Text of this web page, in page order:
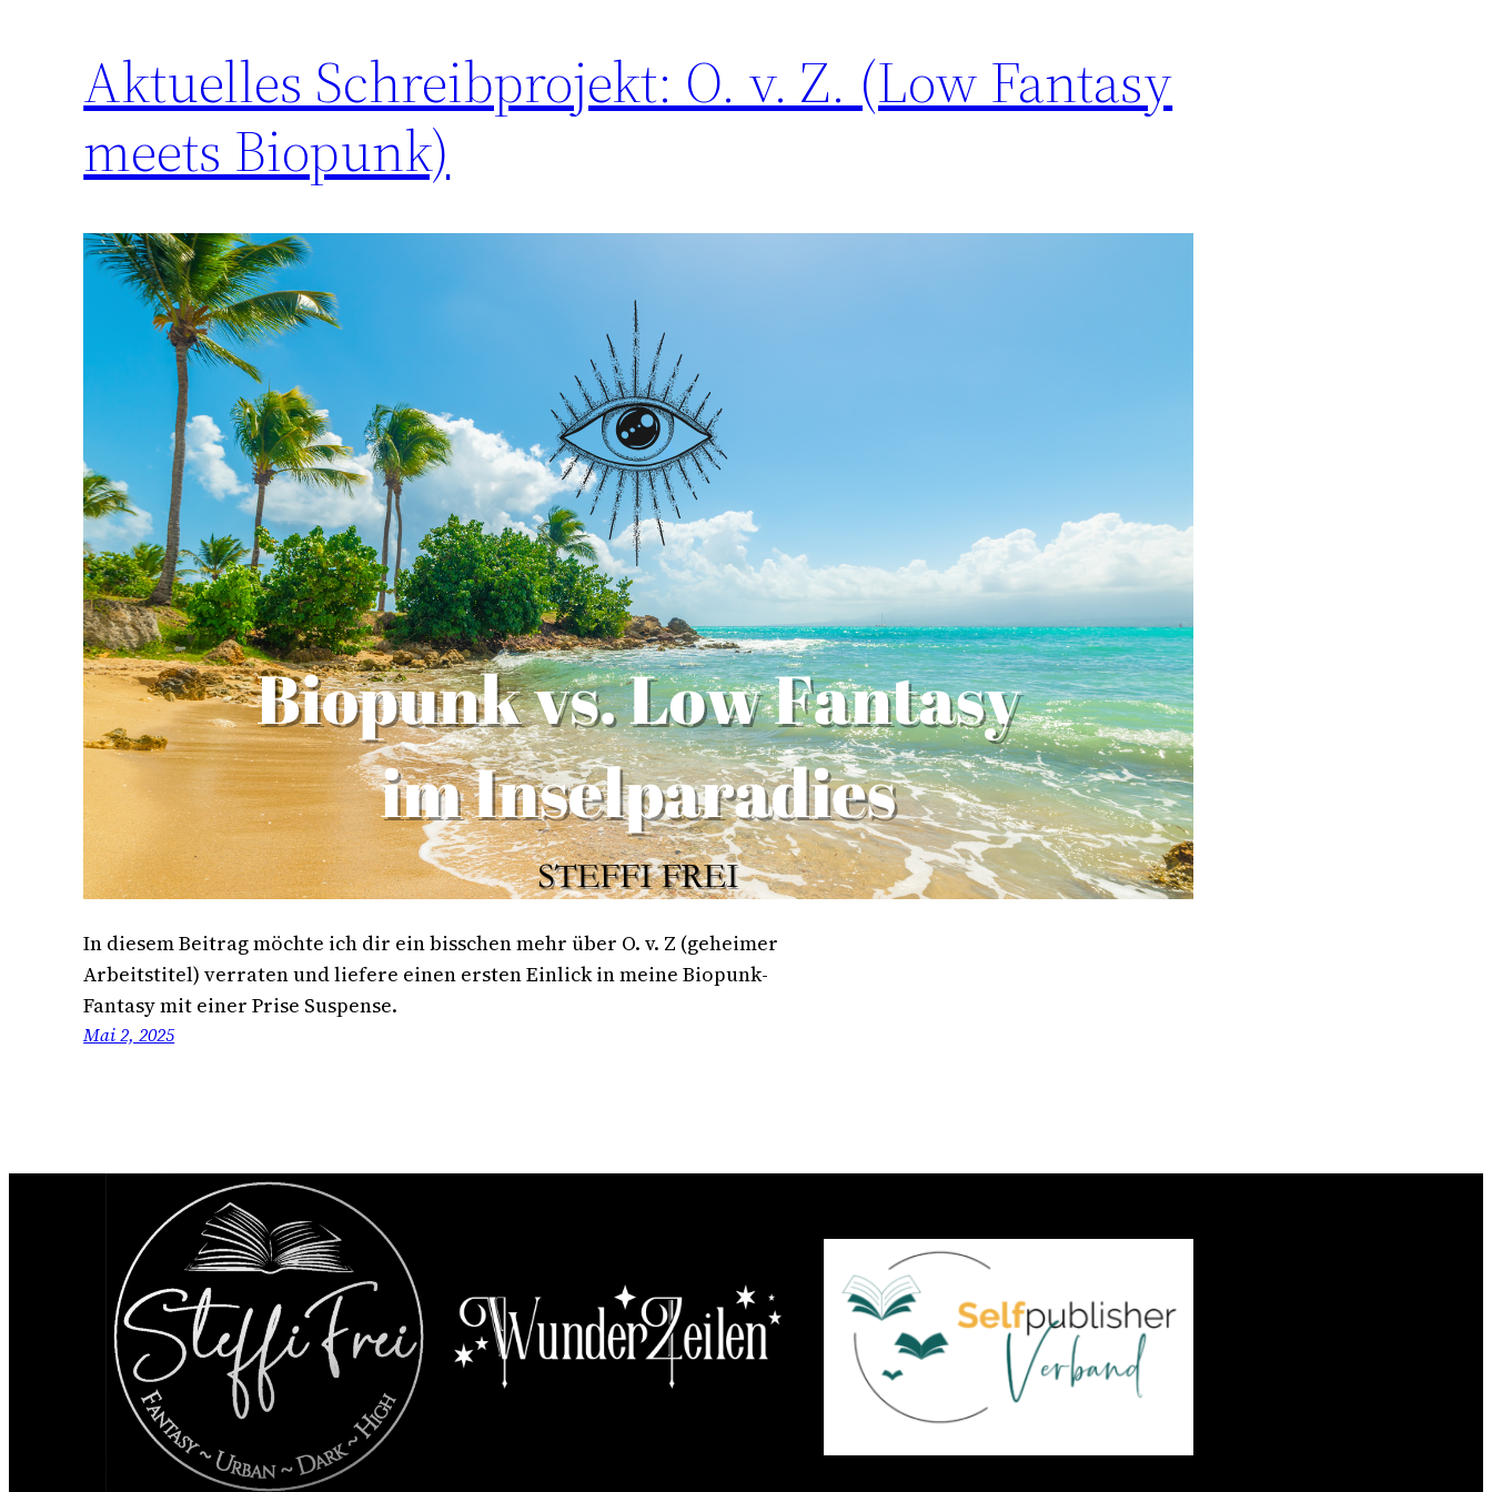
Aktuelles Schreibprojekt: O. v. Z. (Low Fantasy
meets Biopunk)
In diesem Beitrag möchte ich dir ein bisschen mehr über O. v. Z (geheimer
Arbeitstitel) verraten und liefere einen ersten Einlick in meine Biopunk-
Fantasy mit einer Prise Suspense.
Mai 2, 2025